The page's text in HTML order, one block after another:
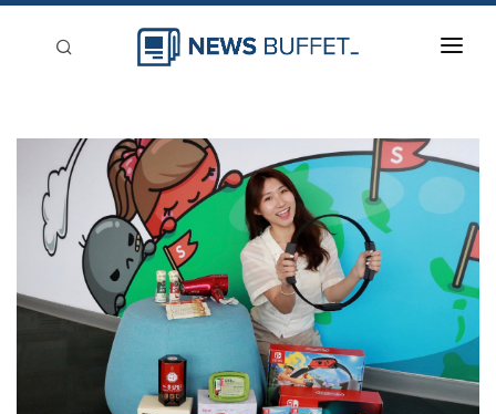
新聞稿分類
刊登